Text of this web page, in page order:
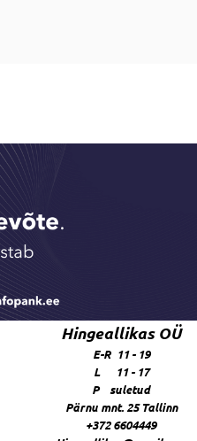
Hingeallikas OÜ
E-R 11 - 19
L 11 - 17
P suletud
Pärnu mnt. 25 Tallinn
+372 6604449